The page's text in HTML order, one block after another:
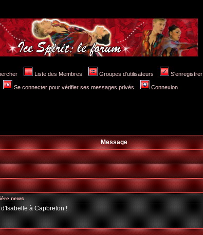
Liste des Membres Groupes d'utilisateurs S'enregistrer
Se connecter pour vérifier ses messages privés Connexion
Message
news
à Capbreton !